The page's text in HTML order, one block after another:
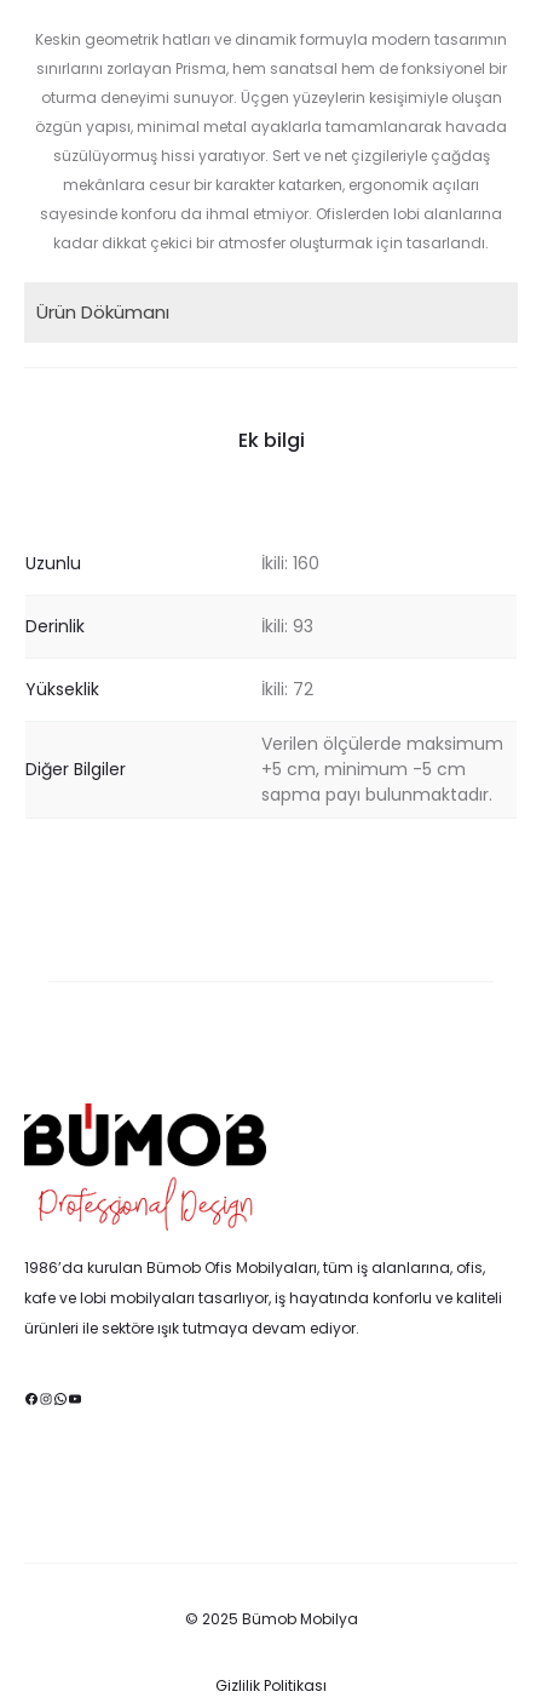
Keskin geometrik hatları ve dinamik formuyla modern tasarımın
sınırlarını zorlayan Prisma, hem sanatsal hem de fonksiyonel bir
oturma deneyimi sunuyor. Üçgen yüzeylerin kesişimiyle oluşan
özgün yapısı, minimal metal ayaklarla tamamlanarak havada
süzülüyormuş hissi yaratıyor. Sert ve net çizgileriyle çağdaş
mekânlara cesur bir karakter katarken, ergonomik açıları
sayesinde konforu da ihmal etmiyor. Ofislerden lobi alanlarına
kadar dikkat çekici bir atmosfer oluşturmak için tasarlandı.
Ürün Dökümanı
Ek bilgi
Uzunlu İkili: 160
Derinlik İkili: 93
Yükseklik İkili: 72
Diğer Bilgiler
Verilen ölçülerde maksimum
+5 cm, minimum -5 cm
sapma payı bulunmaktadır.
1986’da kurulan Bümob Ofis Mobilyaları, tüm iş alanlarına, ofis,
kafe ve lobi mobilyaları tasarlıyor, iş hayatında konforlu ve kaliteli
ürünleri ile sektöre ışık tutmaya devam ediyor.
Facebook
Instagram
WhatsApp
YouTube
© 2025 Bümob Mobilya
Gizlilik Politikası